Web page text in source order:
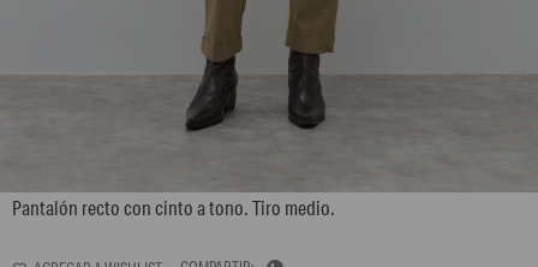
Pantalón recto con cinto a tono. Tiro medio.